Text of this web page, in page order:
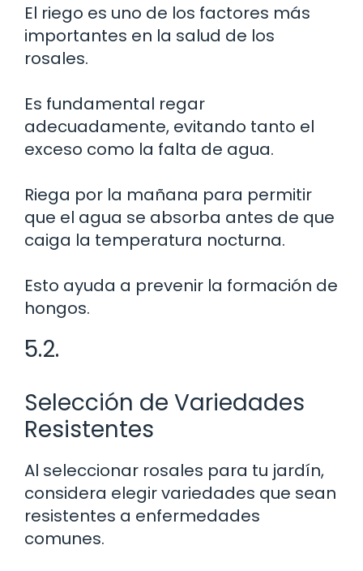
El riego es uno de los factores más
importantes en la salud de los
rosales.
Es fundamental regar
adecuadamente, evitando tanto el
exceso como la falta de agua.
Riega por la mañana para permitir
que el agua se absorba antes de que
caiga la temperatura nocturna.
Esto ayuda a prevenir la formación de
hongos.
5.2.
Selección de Variedades
Resistentes
Al seleccionar rosales para tu jardín,
considera elegir variedades que sean
resistentes a enfermedades
comunes.